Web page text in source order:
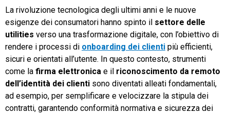
La rivoluzione tecnologica degli ultimi anni e le nuove
esigenze dei consumatori hanno spinto il settore delle
utilities verso una trasformazione digitale, con l’obiettivo di
rendere i processi di onboarding dei clienti più efficienti,
sicuri e orientati all’utente. In questo contesto, strumenti
come la firma elettronica e il riconoscimento da remoto
dell’identità dei clienti sono diventati alleati fondamentali,
ad esempio, per semplificare e velocizzare la stipula dei
contratti, garantendo conformità normativa e sicurezza dei